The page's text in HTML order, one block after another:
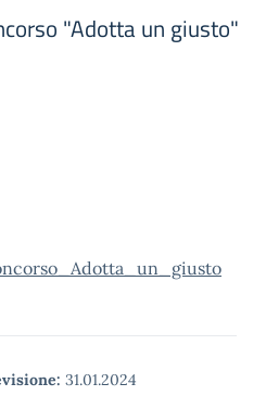
"Adotta un giusto"
31.01.2024